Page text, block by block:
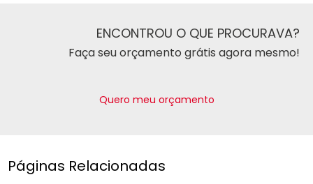
ENCONTROU O QUE PROCURAVA?
Faça seu orçamento grátis agora mesmo!
Quero meu orçamento
Páginas Relacionadas